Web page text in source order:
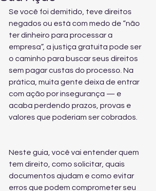
Se você foi demitido, teve direitos
negados ou está com medo de “não
ter dinheiro para processar a
empresa”, a justiça gratuita pode ser
o caminho para buscar seus direitos
sem pagar custas do processo. Na
prática, muita gente deixa de entrar
com ação por insegurança — e
acaba perdendo prazos, provas e
valores que poderiam ser cobrados.
Neste guia, você vai entender quem
tem direito, como solicitar, quais
documentos ajudam e como evitar
erros que podem comprometer seu